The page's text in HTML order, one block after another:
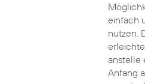
einfach
nutzen.
anstelle
Anfang